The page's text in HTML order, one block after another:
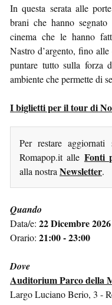
In questa serata alle
brani che hanno
cinema che le hanno
Nastro d’argento, fino
puntare tutto sulla forza
ambiente che permette di
I biglietti per il tour di
Per restare aggiornati
Romapop.it alle Fonti
alla nostra Newsletter.
Quando
Data/e: 22 Dicembre 2026
Orario: 21:00 - 23:00
Dove
Auditorium Parco della
Largo Luciano Berio, 3 -